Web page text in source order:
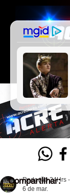
Redação 24Hrs
6 de mar.
Compartilhar: